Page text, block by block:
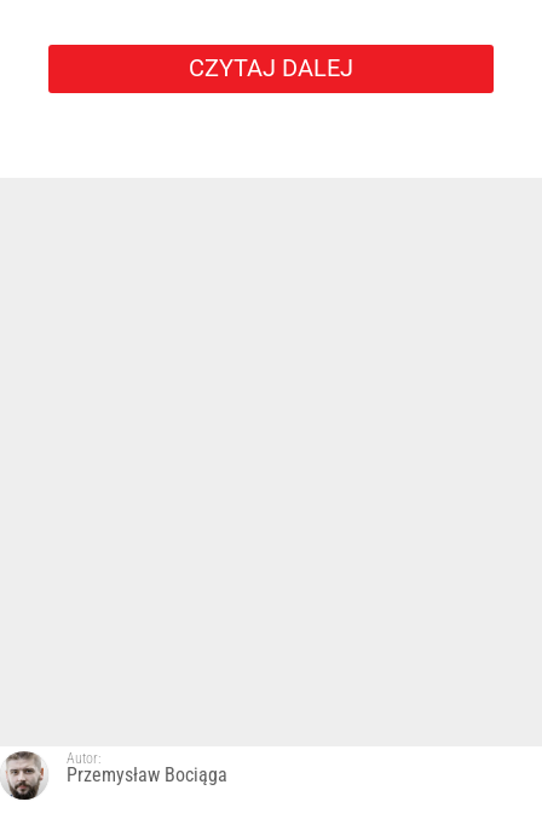
CZYTAJ DALEJ
Autor:
Przemysław Bociąga